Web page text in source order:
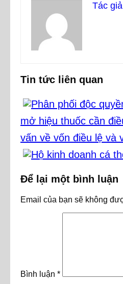
Tác
Tin tức liên quan
mở hiệu thuốc cần
vấn về vốn điều lệ và
Để lại một bình luận
Email của bạn sẽ không
Bình luận *